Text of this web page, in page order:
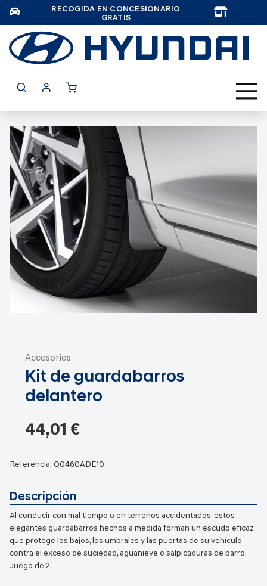
RECOGIDA EN CONCESIONARIO
GRATIS
Accesorios
Kit de guardabarros
delantero
44,01 €
Referencia: Q0460ADE10
Descripción
Al conducir con mal tiempo o en terrenos accidentados, estos
elegantes guardabarros hechos a medida forman un escudo eficaz
que protege los bajos, los umbrales y las puertas de su vehículo
contra el exceso de suciedad, aguanieve o salpicaduras de barro.
Juego de 2.
Saltar
al
final
de
la
galería
de
imágenes
comienzo
galería
imágenes